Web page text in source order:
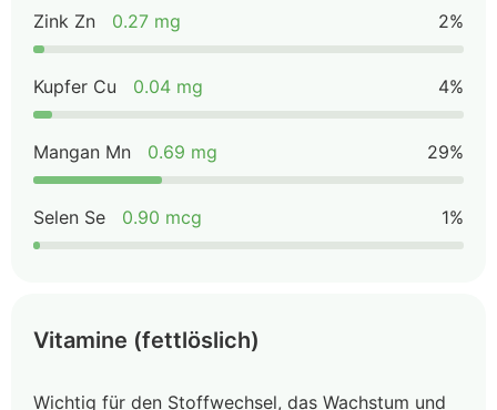
Zink Zn 0.27 mg 2%
Kupfer Cu 0.04 mg 4%
Mangan Mn 0.69 mg 29%
Selen Se 0.90 mcg 1%
Vitamine (fettlöslich)
Wichtig für den Stoffwechsel, das Wachstum und